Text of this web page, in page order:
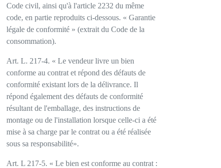
Code civil, ainsi qu'à l'article 2232 du même
code, en partie reproduits ci-dessous. « Garantie
légale de conformité » (extrait du Code de la
consommation).
Art. L. 217-4. « Le vendeur livre un bien
conforme au contrat et répond des défauts de
conformité existant lors de la délivrance. Il
répond également des défauts de conformité
résultant de l'emballage, des instructions de
montage ou de l'installation lorsque celle-ci a été
mise à sa charge par le contrat ou a été réalisée
sous sa responsabilité».
Art. L 217-5. « Le bien est conforme au contrat :